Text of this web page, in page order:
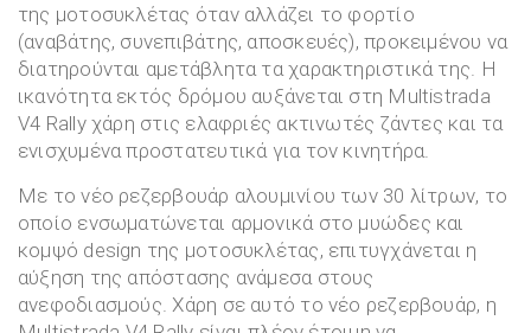
της μοτοσυκλέτας όταν αλλάζει το φορτίο
(αναβάτης, συνεπιβάτης, αποσκευές), προκειμένου να
διατηρούνται αμετάβλητα τα χαρακτηριστικά της. Η
ικανότητα εκτός δρόμου αυξάνεται στη Multistrada
V4 Rally χάρη στις ελαφριές ακτινωτές ζάντες και τα
ενισχυμένα προστατευτικά για τον κινητήρα.
Με το νέο ρεζερβουάρ αλουμινίου των 30 λίτρων, το
οποίο ενσωματώνεται αρμονικά στο μυώδες και
κομψό design της μοτοσυκλέτας, επιτυγχάνεται η
αύξηση της απόστασης ανάμεσα στους
ανεφοδιασμούς. Χάρη σε αυτό το νέο ρεζερβουάρ, η